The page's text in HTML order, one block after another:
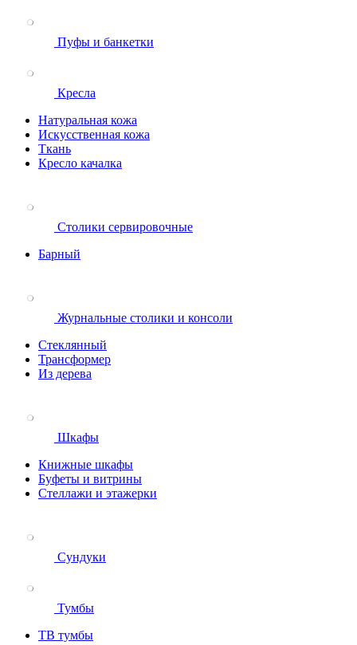
Пуфы и банкетки
Кресла
Натуральная кожа
Искусственная кожа
Ткань
Кресло качалка
Столики сервировочные
Барный
Журнальные столики и консоли
Стеклянный
Трансформер
Из дерева
Шкафы
Книжные шкафы
Буфеты и витрины
Стеллажи и этажерки
Сундуки
Тумбы
ТВ тумбы